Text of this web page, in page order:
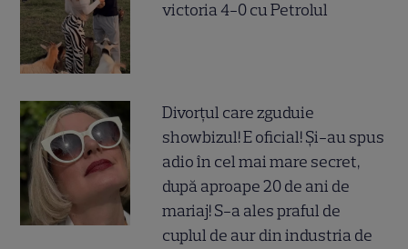
victoria 4-0 cu Petrolul
Divorțul care zguduie
showbizul! E oficial! Și-au spus
adio în cel mai mare secret,
după aproape 20 de ani de
mariaj! S-a ales praful de
cuplul de aur din industria de